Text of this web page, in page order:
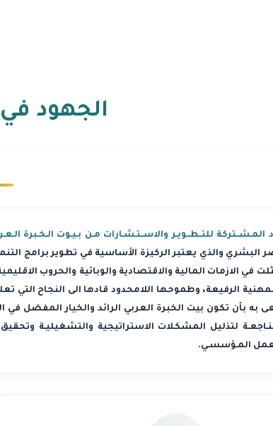
الجهود في
للتــطــويـر والاســتـشـارات مـن بـيـوت الـخـبرة
البشري والذي يعتبر الركيزة الأساسية في تطوير برامج
في الازمات المالية والاقتصادية والوبائية والحروب
الرفيعة، وطموحها اللامحدود قادها الى النجاح التي
به بأن تكون بيت الخبرة العربي الرائد والخيار المفضل في
لتذليل المشكـلات الاستراتيجية والتشغيليـة
المـؤسسـي.